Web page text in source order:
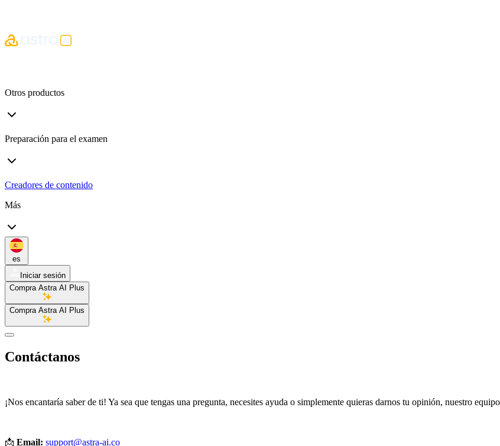
Otros productos
Preparación para el examen
Creadores de contenido
Más
es
Iniciar sesión
Compra Astra AI Plus
Compra Astra AI Plus
Contáctanos
¡Nos encantaría saber de ti! Ya sea que tengas una pregunta, necesites ayuda o simplemente quieras darnos tu opinión, nuestro
📩 Email: support@astra-ai.co